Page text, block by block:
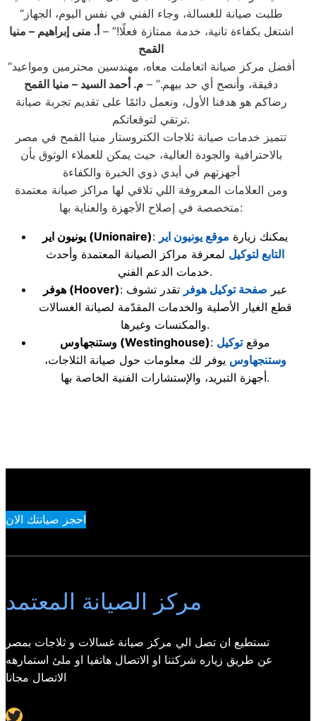
“طلبت صيانة للغسالة، وجاء الفني في نفس اليوم، الجهاز
اشتغل بكفاءة تانية، خدمة ممتازة فعلًا!” – أ. منى إبراهيم – منيا
القمح
“أفضل مركز صيانة اتعاملت معاه، مهندسين محترمين ومواعيد
دقيقة، وأنصح أي حد بيهم.” – م. أحمد السيد – منيا القمح
رضاكم هو هدفنا الأول، ونعمل دائمًا على تقديم تجربة صيانة
ترتقي لتوقعاتكم.
تتميز خدمات صيانة ثلاجات الكتروستار منيا القمح في مصر
بالاحترافية والجودة العالية، حيث يمكن للعملاء الوثوق بأن
أجهزتهم في أيدي ذوي الخبرة والكفاءة
ومن العلامات المعروفة اللي تلاقي لها مراكز صيانة معتمدة
متخصصة في إصلاح الأجهزة والعناية بها:
يونيون اير (Unionaire) : يمكنك زيارة موقع يونيون اير
التابع لتوكيل لمعرفة مراكز الصيانة المعتمدة وأحدث
خدمات الدعم الفني.
هوفر(Hoover) : عبر صفحة توكيل هوفر تقدر تشوف
قطع الغيار الأصلية والخدمات المقدّمة لصيانة الغسالات
والمكنسات وغيرها.
وستنجهاوس (Westinghouse) : موقعتوكيل
وستنجهاوس يوفر لك معلومات حول صيانة الثلاجات،
أجهزة التبريد، والإستشارات الفنية الخاصة بها.
احجز صيانتك الان
مركز الصيانة المعتمد
تستطيع ان تصل الي مركز صيانة غسالات و ثلاجات بمصر
عن طريق زياره شركتنا او الاتصال هاتفيا او ملئ استمارهه
الاتصال مجانا
Twitter